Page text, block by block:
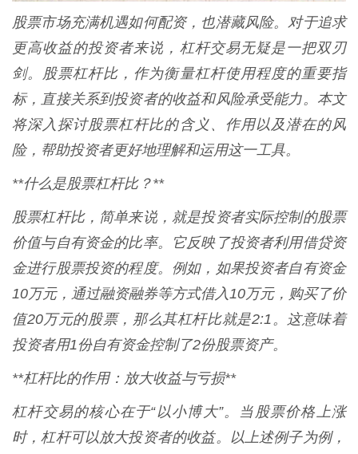
股票市场充满机遇如何配资，也潜藏风险。对于追求
更高收益的投资者来说，杠杆交易无疑是一把双刃
剑。股票杠杆比，作为衡量杠杆使用程度的重要指
标，直接关系到投资者的收益和风险承受能力。本文
将深入探讨股票杠杆比的含义、作用以及潜在的风
险，帮助投资者更好地理解和运用这一工具。
**什么是股票杠杆比？**
股票杠杆比，简单来说，就是投资者实际控制的股票
价值与自有资金的比率。它反映了投资者利用借贷资
金进行股票投资的程度。例如，如果投资者自有资金
10万元，通过融资融券等方式借入10万元，购买了价
值20万元的股票，那么其杠杆比就是2:1。这意味着
投资者用1份自有资金控制了2份股票资产。
**杠杆比的作用：放大收益与亏损**
杠杆交易的核心在于“以小博大”。当股票价格上涨
时，杠杆可以放大投资者的收益。以上述例子为例，